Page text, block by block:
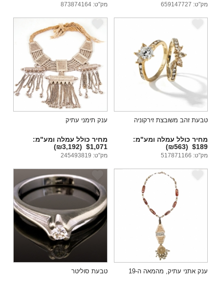
מק"ט: 659147727 מק"ט: 873874164
טבעת זהב משובצת זירקוניה
מחיר כולל עמלה ומע"מ:
$189
(₪563)
מק"ט: 517871166
e
ענק תימני עתיק
מחיר כולל עמלה ומע"מ:
$1,071
(₪3,192)
מק"ט: 245493819
ענק אתני עתיק, מהמאה ה-19
e
טבעת סוליטר